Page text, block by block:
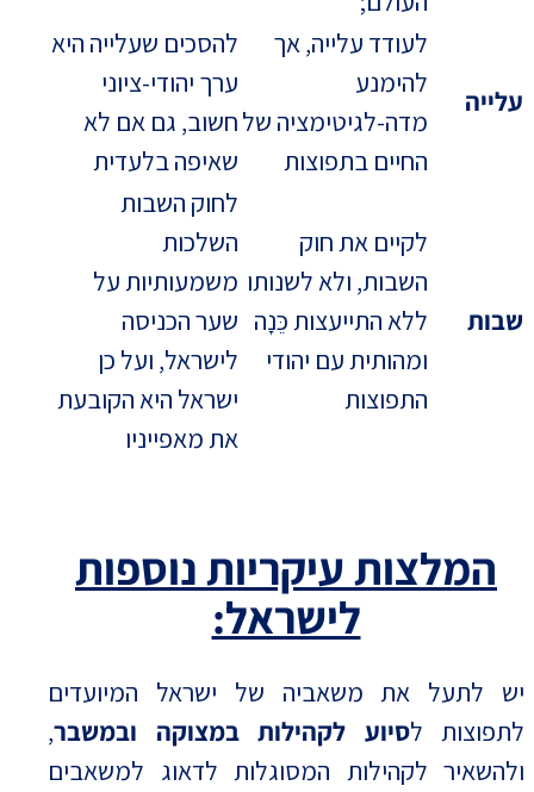
עלייה
לעודד עלייה, אך
להימנע
מדה-לגיטימציה של
החיים בתפוצות
להסכים שעלייה היא
ערך יהודי-ציוני
חשוב, גם אם לא
שאיפה בלעדית
שבות
לקיים את חוק
השבות, ולא לשנותו
ללא התייעצות כֵּנָה
ומהותית עם יהודי
התפוצות
לחוק השבות
השלכות
משמעותיות על
שער הכניסה
לישראל, ועל כן
ישראל היא הקובעת
את מאפייניו
המלצות עיקריות נוספות
לישראל:
יש לתעל את משאביה של ישראל המיועדים
לתפוצות לסיוע לקהילות במצוקה ובמשבר,
ולהשאיר לקהילות המסוגלות לדאוג למשאבים